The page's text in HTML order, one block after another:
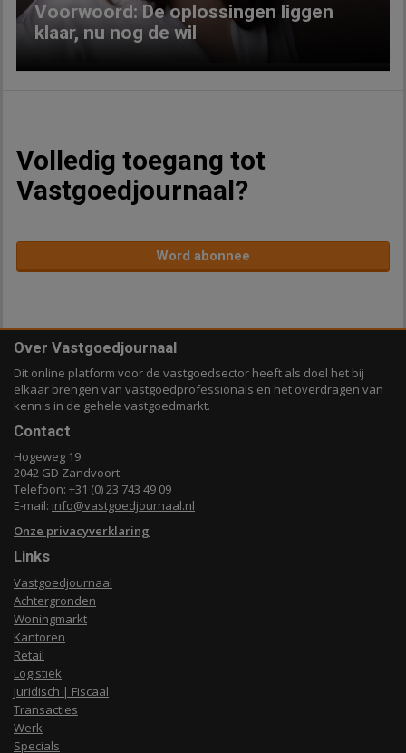
Voorwoord: De oplossingen liggen
klaar, nu nog de wil
Volledig toegang tot
Vastgoedjournaal?
Word abonnee
Over Vastgoedjournaal
Dit online platform voor de vastgoedsector heeft als doel het bij
elkaar brengen van vastgoedprofessionals en het overdragen van
kennis in de gehele vastgoedmarkt.
Contact
Hogeweg 19
2042 GD Zandvoort
Telefoon: +31 (0) 23 743 49 09
E-mail: info@vastgoedjournaal.nl
Onze privacyverklaring
Links
Vastgoedjournaal
Achtergronden
Woningmarkt
Kantoren
Retail
Logistiek
Juridisch | Fiscaal
Transacties
Werk
Specials